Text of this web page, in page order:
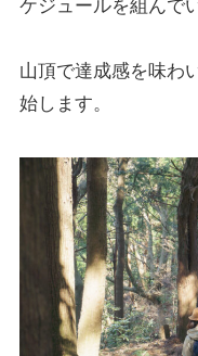
ケジュールを組んで
山頂で達成感を味わ
始します。